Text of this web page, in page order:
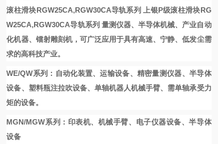
滚柱滑块RGW25CA,RGW30CA导轨系列
上银P级滚柱滑块RG
W25CA,RGW30CA导轨系列 量测仪器、半导体机械、产业自动
化机器、镭射雕刻机，可广泛应用于具有高速、宁静、低发尘需
求的高科技产业。
WE/QW系列：自动化装置、运输设备、精密量测仪器、半导体
设备、塑料瓶注拉吹设备、单轴机器人机械手臂、需单轴承受力
矩的设备。
MGN/MGW系列：印表机、机械手臂、电子仪器设备、半导体
设备